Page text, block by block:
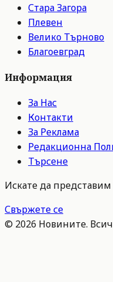
Стара Загора
Плевен
Велико Търново
Благоевград
Информация
За Нас
Контакти
За Реклама
Редакционна
Търсене
Искате да
Свържете се
© 2026 Новините.